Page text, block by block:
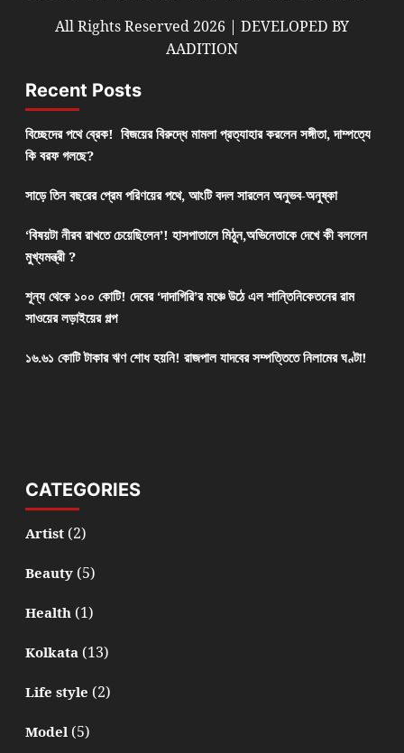
All Rights Reserved 2026 | DEVELOPED BY
AADITION
Recent Posts
বিচ্ছেদের পথে ব্রেক! বিজয়ের বিরুদ্ধে মামলা প্রত্যাহার করলেন সঙ্গীতা, দাম্পত্যে
কি বরফ গলছে?
সাড়ে তিন বছরের প্রেম পরিণয়ের পথে, আংটি বদল সারলেন অনুভব-অনুষ্কা
‘বিষয়টা নীরব রাখতে চেয়েছিলেন’! হাসপাতালে মিঠুন,অভিনেতাকে দেখে কী বললেন
মুখ্যমন্ত্রী ?
শূন্য থেকে ১০০ কোটি! দেবের ‘দাদাগিরি’র মঞ্চে উঠে এল শান্তিনিকেতনের রাম
সাওয়ের লড়াইয়ের গল্প
১৬.৬১ কোটি টাকার ঋণ শোধ হয়নি! রাজপাল যাদবের সম্পত্তিতে নিলামের ঘণ্টা!
CATEGORIES
Artist(2)
Beauty(5)
Health(1)
Kolkata(13)
Life style (2)
Model(5)